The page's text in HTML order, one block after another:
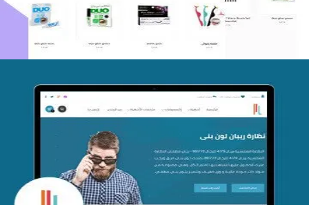
تصميم متجر اي كير
التفاصيل